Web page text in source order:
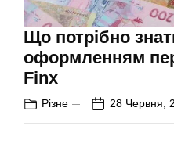
Що потрібно
оформленням
Finx
Різне 28 Червня,